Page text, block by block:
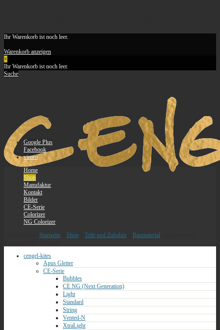
Ihr Warenkorb ist noch leer.
Warenkorb anzeigen
×
Ihr Warenkorb ist noch leer.
Suche
Google Plus
Facebook
vimeo
Home
Shop
Manufaktur
Kontakt
Bilder
CE-Serie
Colorizer
NG Colorizer
Startseite Shop Teile und Zubehör Baumaterial
cengel-kites
Apus Gleiter
CE-Serie
Bubbles
CE NG (Next Generation)
Light
Standard
String
Vented-N
XtraLight